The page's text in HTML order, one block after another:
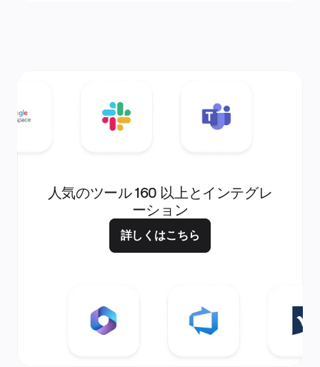
人気のツール 160 以上とインテグレ
ーション
詳しくはこちら